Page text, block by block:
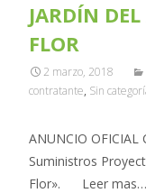
JARDÍN
FLOR
2 marzo, 2018
contratante, Sin
ANUNCIO
Suministros
Flor». Leer